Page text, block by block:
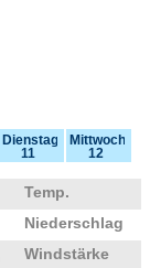
Dienstag
11
Mittwoch
12
Temp.
Niederschlag
Windstärke